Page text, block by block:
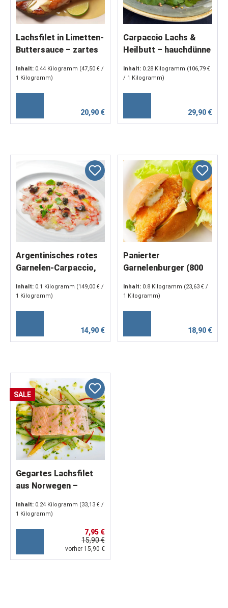
Lachsfilet in Limetten-
Buttersauce – zartes
Weißwein-
Inhalt: 0.44 Kilogramm (47,50 € /
1 Kilogramm)
20,90 €
Carpaccio Lachs &
Heilbutt – hauchdünne
(4 x 70 g)
Inhalt: 0.28 Kilogramm (106,79 €
/ 1 Kilogramm)
29,90 €
Argentinisches rotes
Garnelen-Carpaccio,
100 g)
Inhalt: 0.1 Kilogramm (149,00 € /
1 Kilogramm)
14,90 €
Panierter
Garnelenburger (800
Inhalt: 0.8 Kilogramm (23,63 € /
1 Kilogramm)
18,90 €
SALE
Gegartes Lachsfilet
aus Norwegen –
g)
Inhalt: 0.24 Kilogramm (33,13 € /
1 Kilogramm)
7,95 €
15,90 €
vorher 15,90 €